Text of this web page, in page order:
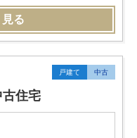
る
戸建て 中古
住宅